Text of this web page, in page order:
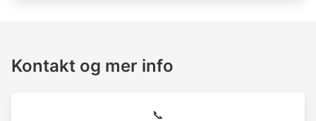
Kontakt og mer info
📞